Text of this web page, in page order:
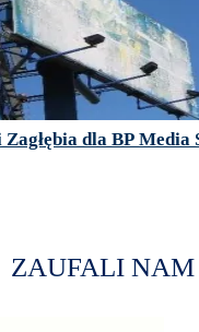
dla BP Media
ZAUFALI NAM